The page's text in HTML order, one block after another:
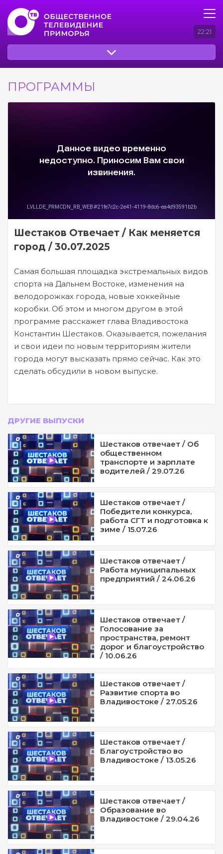
22:21
ПРОГРАММЫ
Шестаков Отвечает / Как меняется
город / 30.07.2025
Самая большая площадка экстремальных видов
спорта на Дальнем Востоке, изменения на
велодорожках города, новые хоккейные
коробки. Об этом и многом другом в этой
программе расскажет глава Владивостока
Константин Шестаков. Оказывается, пожелания
и свои идеи по новым территориям жители
города могут высказать прямо сейчас. Как это
сделать обсудили в новом выпуске.
ДРУГИЕ ВЫПУСКИ
Шестаков отвечает / Об
общественном
транспорте и зарплате
водителей / 29.07.26
Шестаков отвечает /
Победители конкурса,
работа СГТ и подготовка к
зиме / 15.07.26
Шестаков отвечает /
Работа муниципальных
предприятий / 24.06.26
Шестаков отвечает /
Голосование за
пространства, ремонт
дорог и благоустройство
/ 10.06.26
Шестаков отвечает /
Развитие спорта во
Владивостоке / 27.05.26
Шестаков отвечает /
Благоустройство во
Владивостоке / 13.05.26
Шестаков отвечает /
Образование во
Владивостоке / 29.04.26